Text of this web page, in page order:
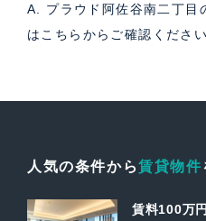
A. プラウド阿佐谷南二丁目
は こちら からご確認ください
人気の条件から賃貸物件
賃料100万